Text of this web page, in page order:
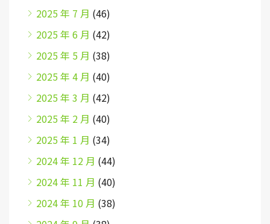
2025 年 7 月 (46)
2025 年 6 月 (42)
2025 年 5 月 (38)
2025 年 4 月 (40)
2025 年 3 月 (42)
2025 年 2 月 (40)
2025 年 1 月 (34)
2024 年 12 月 (44)
2024 年 11 月 (40)
2024 年 10 月 (38)